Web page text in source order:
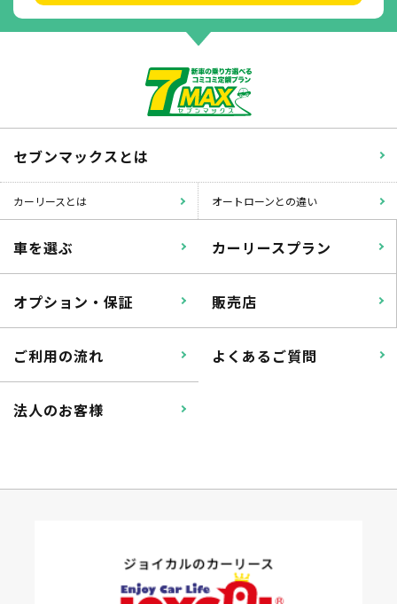
セブンマックスとは
カーリースとは オートローンとの違い
車を選ぶ カーリースプラン
オプション・保証 販売店
ご利用の流れ よくあるご質問
法人のお客様